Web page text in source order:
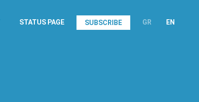
STATUS PAGE SUBSCRIBE GR EN